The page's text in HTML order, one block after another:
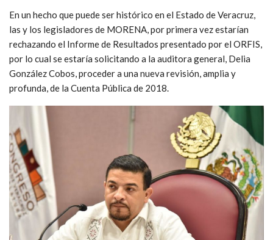
En un hecho que puede ser histórico en el Estado de Veracruz,
las y los legisladores de MORENA, por primera vez estarían
rechazando el Informe de Resultados presentado por el ORFIS,
por lo cual se estaría solicitando a la auditora general, Delia
González Cobos, proceder a una nueva revisión, amplia y
profunda, de la Cuenta Pública de 2018.